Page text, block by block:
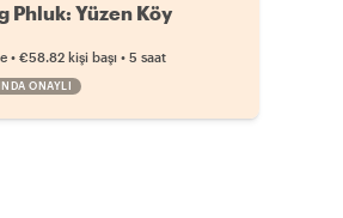
Phluk: Yüzen Köy
• €58.82 kişi başı• 5 saat
ONAYLI